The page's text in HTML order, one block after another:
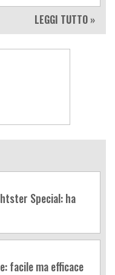
LEGGI TUTTO »
Special: ha
facile ma efficace